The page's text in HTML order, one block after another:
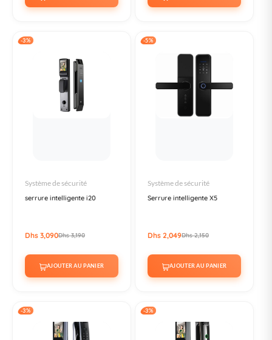
-3%
Système de sécurité
serrure intelligente i20
Dhs 3,090Dhs 3,190
AJOUTER AU PANIER
-5%
Système de sécurité
Serrure intelligente X5
Dhs 2,049Dhs 2,150
AJOUTER AU PANIER
-3% -3%